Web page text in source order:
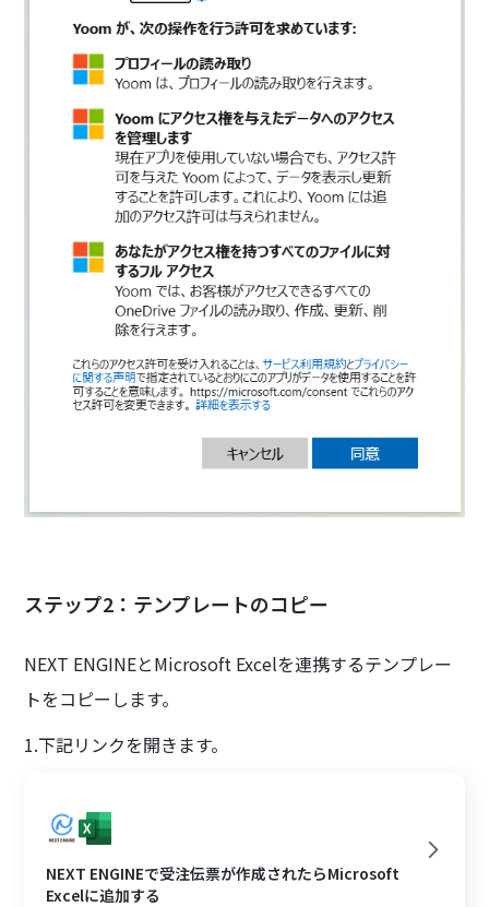
ステップ2：テンプレートのコピー
NEXT ENGINEとMicrosoft Excelを連携するテンプレー
トをコピーします。
1.下記リンクを開きます。
NEXT ENGINEで受注伝票が作成されたらMicrosoft
Excelに追加する